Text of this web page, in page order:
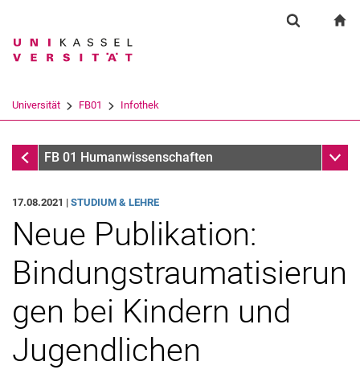
Springe direkt zu: Inhalt
Springe direkt zu: Suche
Springe direkt zu:
Suchbegriff
Suchen (öffnet externen Link in einem
Universität FB01 Infothek
InfothekFB 01 Humanwissenschaften
17.08.2021 | STUDIUM & LEHRE
Neue Publikation:
Bindungstraumatisierun
gen bei Kindern und
Jugendlichen